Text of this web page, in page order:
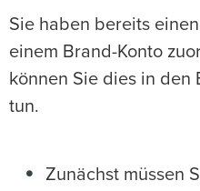
Sie haben bereits
einem Brand-Konto
können Sie dies in den
tun.
Zunächst müssen